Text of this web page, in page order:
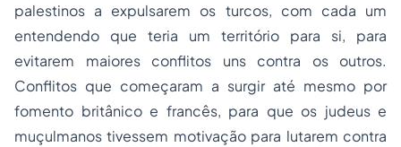
palestinos a expulsarem os turcos, com cada um
entendendo que teria um território para si, para
evitarem maiores conflitos uns contra os outros.
Conflitos que começaram a surgir até mesmo por
fomento britânico e francês, para que os judeus e
muçulmanos tivessem motivação para lutarem contra